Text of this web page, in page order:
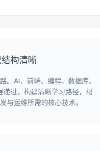
构清晰
。AI、前端、编程、数据库、
递进，构建清晰学习路径，帮
与运维所需的核心技术。